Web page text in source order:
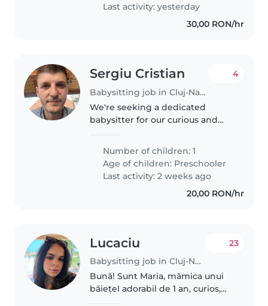
Last activity: yesterday
30,00 RON/hr
Sergiu Cristian
Babysitting job in Cluj-Napoca
4
We're seeking a dedicated
babysitter for our curious and
eager to learn. We'd love
someone
Number of children: 1
Age of children: Preschooler
Last activity: 2 weeks ago
20,00 RON/hr
Lucaciu
Babysitting job in Cluj-Napoca
23
Bună! Sunt Maria, mămica unui
băiețel adorabil de 1 an, curios,